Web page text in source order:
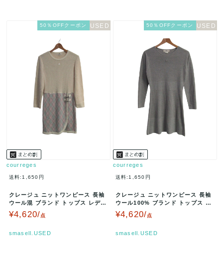
50％OFFクーポン
courreges
送料:1,650円
クレージュ ニットワンピース 長袖
ウール混 ブランド トップス レディ
ース 9ARサイズ ベージュ…
¥4,620/点
smasell.USED
50％OFFクーポン
courreges
送料:1,650円
クレージュ ニットワンピース 長袖
ウール100% ブランド トップス レ
ディース 9ARサイズ グ…
¥4,620/点
smasell.USED